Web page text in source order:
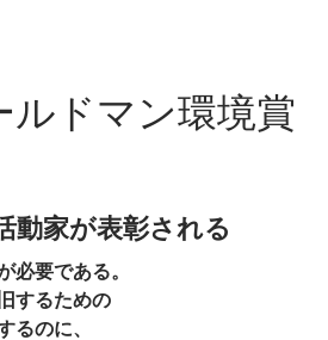
ルドマン環境賞
動家が表彰される
必要である。
するための
るのに、